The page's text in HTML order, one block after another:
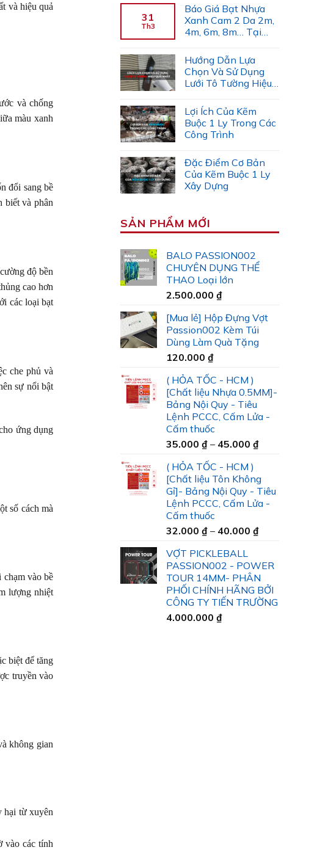
và hiệu quả
và chống
màu xanh
đổi sang bề
biết và phân
độ bền
cao hơn
các loại bạt
che phủ và
sự nổi bật
ứng dụng
số cách mà
chạm vào bề
lượng nhiệt
biệt để tăng
truyền vào
không gian
hại từ xuyên
vào các tính
31
Th3
Báo Giá Bạt Nhựa
Xanh Cam 2 Da 2m,
4m, 6m, 8m… Tại
Hướng Dẫn Lựa
Chọn Và Sử Dụng
Lưới Tô Tường Hiệu
Lợi Ích Của Kẽm
Buộc 1 Ly Trong Các
Công Trình
Đặc Điểm Cơ Bản
Của Kẽm Buộc 1 Ly
Xây Dựng
SẢN PHẨM MỚI
BALO PASSION002
CHUYÊN DỤNG THỂ
THAO Loại lớn
2.500.000 ₫
[Mua lẻ] Hộp Đựng Vợt
Passion002 Kèm Túi
Dùng Làm Quà Tặng
120.000 ₫
( HỎA TỐC - HCM )
[Chất liệu Nhựa 0.5MM]-
Bảng Nội Quy - Tiêu
Lệnh PCCC, Cấm Lửa -
Cấm thuốc
35.000 ₫ – 45.000 ₫Khoảng
35.000 ₫
đến
45.000 ₫
( HỎA TỐC - HCM )
[Chất liệu Tôn Không
Gỉ]- Bảng Nội Quy - Tiêu
Lệnh PCCC, Cấm Lửa -
Cấm thuốc
32.000 ₫ – 40.000 ₫Khoảng
32.000 ₫
đến
40.000 ₫
VỢT PICKLEBALL
PASSION002 - POWER
TOUR 14MM- PHÂN
PHỐI CHÍNH HÃNG BỞI
CÔNG TY TIẾN TRƯỜNG
4.000.000 ₫